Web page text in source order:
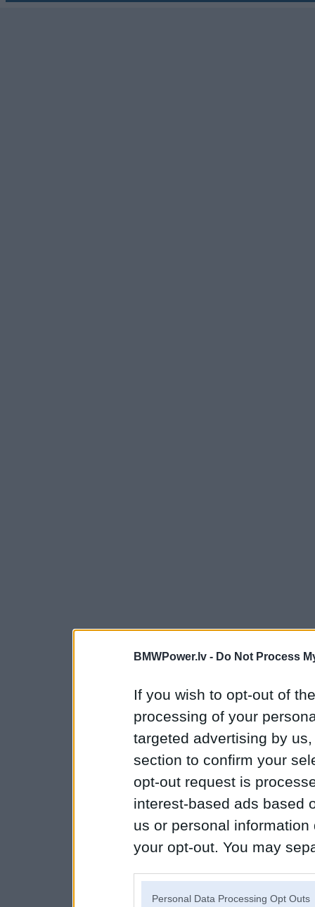
BMWPower.lv - Do Not Process
If you wish to opt-out of
processing of your
targeted advertising by
section to confirm your
opt-out request is
interest-based ads based
us or personal
your opt-out. You may
Personal Data Processing Opt Outs